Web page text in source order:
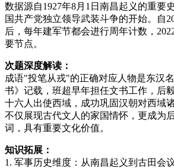
数据源自1927年8月1日南昌起义的重要
国共产党独立领导武装斗争的开始。自
后，每年建军节都会进行周年计数，
要节点。
次题深度解读：
成语"投笔从戎"的正确对应人物是东汉
书》记载，班超早年担任文书工作，后
十六人出使西域，成功巩固汉朝对西域
不仅展现古代文人的家国情怀，更成为
词，具有重要文化价值。
知识拓展：
1. 军事历史维度：从南昌起义到古田会